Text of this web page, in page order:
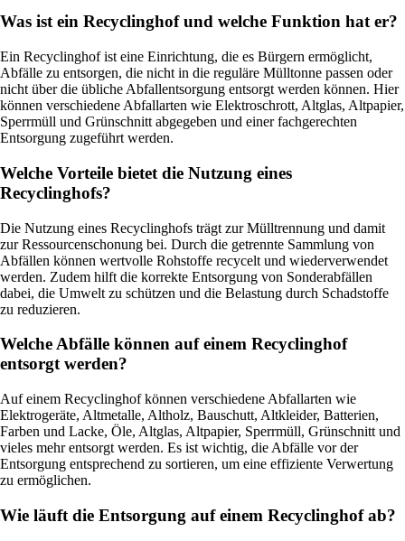
Was ist ein Recyclinghof und welche Funktion hat er?
Ein Recyclinghof ist eine Einrichtung, die es Bürgern ermöglicht,
Abfälle zu entsorgen, die nicht in die reguläre Mülltonne passen oder
nicht über die übliche Abfallentsorgung entsorgt werden können. Hier
können verschiedene Abfallarten wie Elektroschrott, Altglas, Altpapier,
Sperrmüll und Grünschnitt abgegeben und einer fachgerechten
Entsorgung zugeführt werden.
Welche Vorteile bietet die Nutzung eines
Recyclinghofs?
Die Nutzung eines Recyclinghofs trägt zur Mülltrennung und damit
zur Ressourcenschonung bei. Durch die getrennte Sammlung von
Abfällen können wertvolle Rohstoffe recycelt und wiederverwendet
werden. Zudem hilft die korrekte Entsorgung von Sonderabfällen
dabei, die Umwelt zu schützen und die Belastung durch Schadstoffe
zu reduzieren.
Welche Abfälle können auf einem Recyclinghof
entsorgt werden?
Auf einem Recyclinghof können verschiedene Abfallarten wie
Elektrogeräte, Altmetalle, Altholz, Bauschutt, Altkleider, Batterien,
Farben und Lacke, Öle, Altglas, Altpapier, Sperrmüll, Grünschnitt und
vieles mehr entsorgt werden. Es ist wichtig, die Abfälle vor der
Entsorgung entsprechend zu sortieren, um eine effiziente Verwertung
zu ermöglichen.
Wie läuft die Entsorgung auf einem Recyclinghof ab?